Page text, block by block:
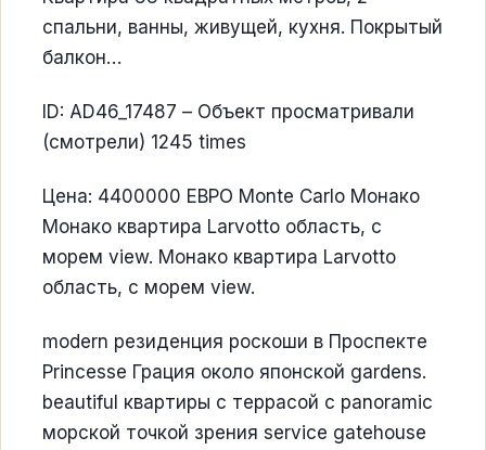
спальни, ванны, живущей, кухня. Покрытый
балкон…
ID: AD46_17487 – Объект просматривали
(смотрели) 1245 times
Цена: 4400000 ЕВРО Monte Carlo Монако
Монако квартира Larvotto область, с
морем view. Монако квартира Larvotto
область, с морем view.
modern резиденция роскоши в Проспекте
Princesse Грация около японской gardens.
beautiful квартиры с террасой с panoramic
морской точкой зрения service gatehouse